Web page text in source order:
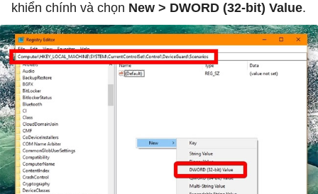
khiển chính và chọn New > DWORD (32-bit) Value.